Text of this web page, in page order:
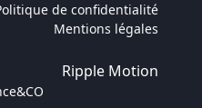
de confidentialité
Mentions légales
Ripple Motion